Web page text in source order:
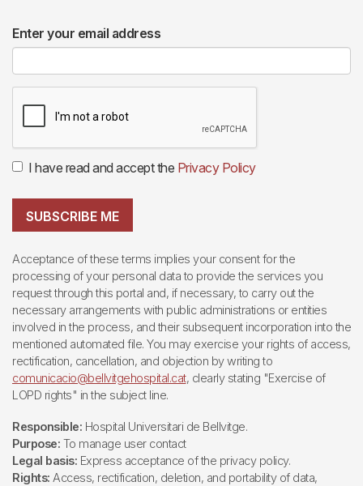
Enter your email address
I have read and accept the Privacy Policy
SUBSCRIBE ME
Acceptance of these terms implies your consent for the
processing of your personal data to provide the services you
request through this portal and, if necessary, to carry out the
necessary arrangements with public administrations or entities
involved in the process, and their subsequent incorporation into the
mentioned automated file. You may exercise your rights of access,
rectification, cancellation, and objection by writing to
comunicacio@bellvitgehospital.cat, clearly stating "Exercise of
LOPD rights" in the subject line.
Responsible: Hospital Universitari de Bellvitge.
Purpose: To manage user contact
Legal basis: Express acceptance of the privacy policy.
Rights: Access, rectification, deletion, and portability of data,